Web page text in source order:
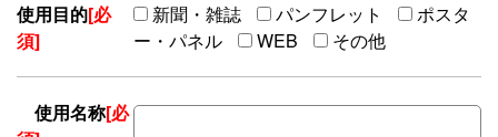
使用目的[必
須]
新聞・雑誌 パンフレット
ポスタ
ー・パネル
WEB その他
使用名称[必